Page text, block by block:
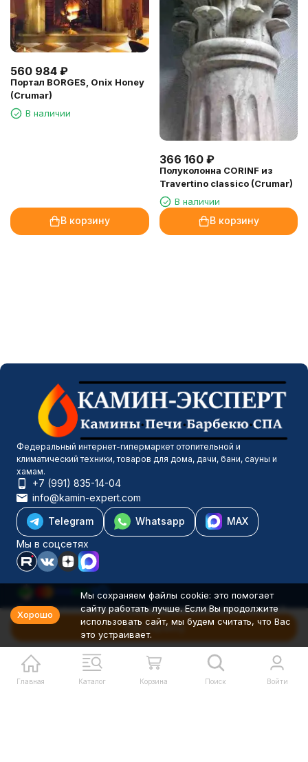
В корзину
560 984 ₽
Портал BORGES, Onix Honey
(Crumar)
В наличии
В корзину
366 160 ₽
Полуколонна CORINF из
Travertino classico (Crumar)
В наличии
В корзину
Главная Каталог Корзина Поиск Войти
Федеральный интернет-гипермаркет отопительной и
климатический техники, товаров для дома, дачи, бани, сауны и
хамам.
+7 (991) 835-14-04
info@kamin-expert.com
Telegram
Whatsapp
MAX
Мы в соцсетях
Каталог товаров
Компания
Информация
Политика персональных данных
© 2001-2026 Камин-Эксперт ИП Понюхов В. А. ОГРНИП
326527500040181
Хорошо
Мы сохраняем файлы cookie: это помогает
сайту работать лучше. Если Вы продолжите
использовать сайт, мы будем считать, что Вас
это устраивает.